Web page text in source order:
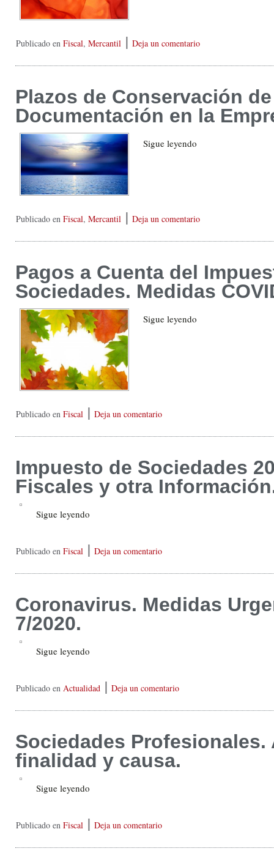
Publicado en Fiscal, Mercantil | Deja un comentario
Plazos de Conservación
Documentación en la
Sigue leyendo
Publicado en Fiscal, Mercantil | Deja un comentario
Pagos a Cuenta del
Sociedades. Medidas
Sigue leyendo
Publicado en Fiscal | Deja un comentario
Impuesto de Sociedades
Fiscales y otra
Sigue leyendo
Publicado en Fiscal | Deja un comentario
Coronavirus. Medidas
7/2020.
Sigue leyendo
Publicado en Actualidad | Deja un comentario
Sociedades
finalidad y causa.
Sigue leyendo
Publicado en Fiscal | Deja un comentario